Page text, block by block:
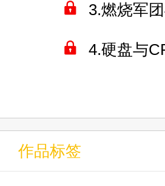
8.飞鼠
9.天赋树
11.又来了三个
12.时间迷宫
3.燃烧军
4.硬盘与
6.只是想
7.三角是
作品标签